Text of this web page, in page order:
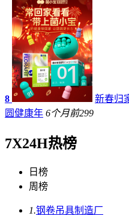
8
新春归
圆健康年 6个月前299
7X24H热榜
日榜
周榜
1.钢卷吊具制造厂